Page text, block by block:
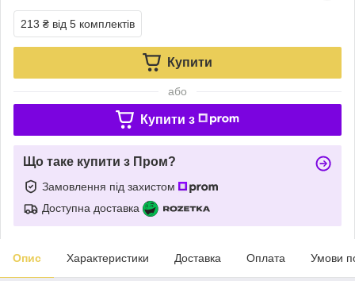
213 ₴ від 5 комплектів
Купити
або
Купити з
Що таке купити з Пром?
Замовлення під захистом
Доступна доставка
Опис Характеристики Доставка Оплата Умови